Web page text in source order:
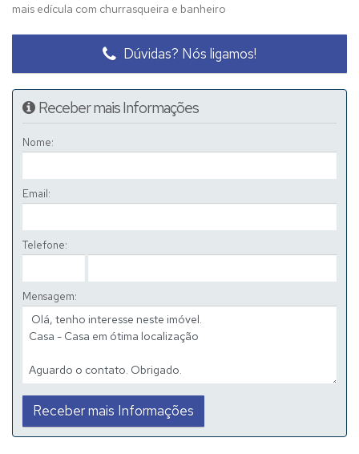
mais edícula com churrasqueira e banheiro
Dúvidas? Nós ligamos!
Receber mais Informações
Nome:
Email:
Telefone:
Mensagem: